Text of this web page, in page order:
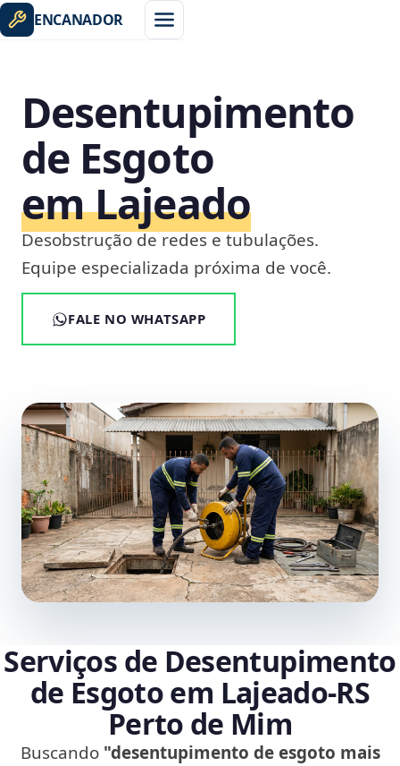
ENCANADOR
Desentupimento
de Esgoto
em Lajeado
Desobstrução de redes e tubulações.
Equipe especializada próxima de você.
FALE NO WHATSAPP
Serviços de Desentupimento
de Esgoto em Lajeado‑RS
Perto de Mim
Buscando "desentupimento de esgoto mais